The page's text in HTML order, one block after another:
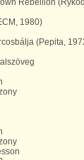
Rebellion
1980)
(Pepita,